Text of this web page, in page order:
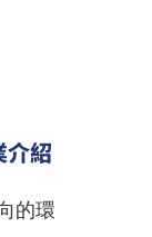
介紹
的環